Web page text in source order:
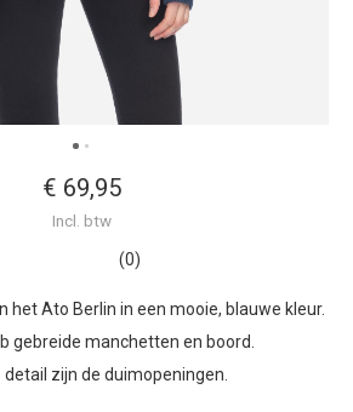
€ 69,95
Incl. btw
(0)
het Ato Berlin in een mooie, blauwe kleur.
gebreide manchetten en boord.
detail zijn de duimopeningen.